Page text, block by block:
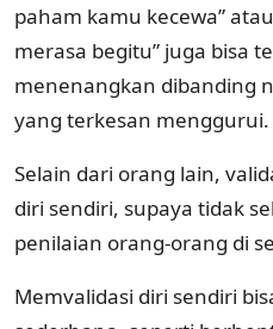
paham kamu kecewa”
merasa begitu” juga bisa
menenangkan dibanding
yang terkesan menggurui.
Selain dari orang lain,
diri sendiri, supaya tidak
penilaian orang-orang di
Memvalidasi diri sendiri